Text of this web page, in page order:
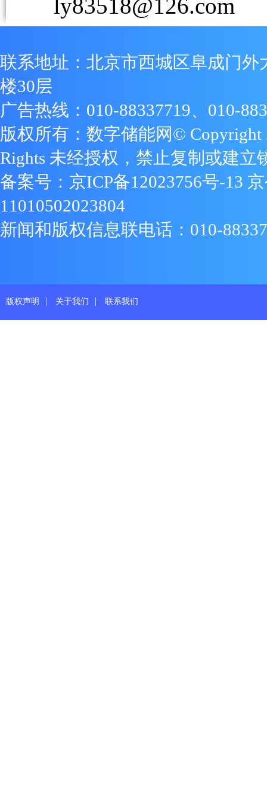
ly83518@126.com
联系地址：北京市西城区阜成门外
楼30层
广告热线：010-88337719、010-
版权所有：数字储能网© Copyright
Rights 未经授权，禁止复制或建立
备案号： 京ICP备12023756号-13
11010502023804
新闻和版权信息联电话：010-
版权声明 | 关于我们 | 联系我们